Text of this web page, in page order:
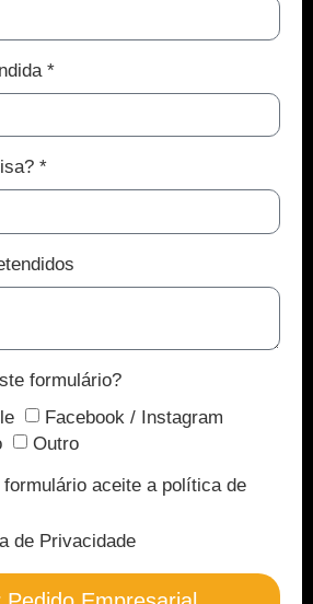
*
*
formulário?
Facebook / Instagram
Outro
aceite a política de
de Privacidade